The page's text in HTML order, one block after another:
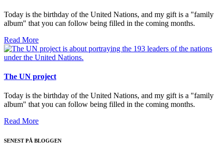
Today is the birthday of the United Nations, and my gift is a "family
album" that you can follow being filled in the coming months.
Read More
The UN project
Today is the birthday of the United Nations, and my gift is a "family
album" that you can follow being filled in the coming months.
Read More
SENEST PÅ BLOGGEN